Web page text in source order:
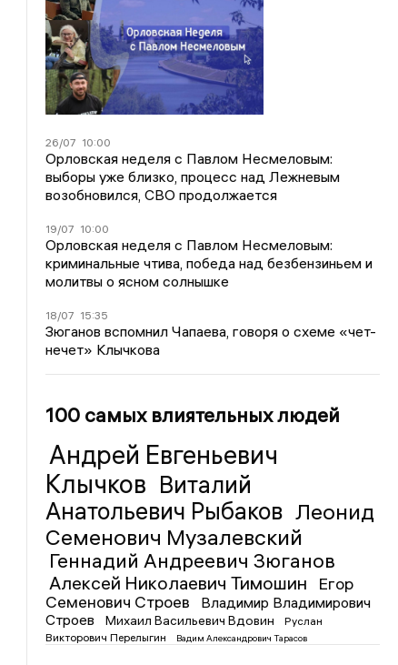
26/07 10:00
Орловская неделя с Павлом Несмеловым:
выборы уже близко, процесс над Лежневым
возобновился, СВО продолжается
19/07 10:00
Орловская неделя с Павлом Несмеловым:
криминальные чтива, победа над безбензиньем и
молитвы о ясном солнышке
18/07 15:35
Зюганов вспомнил Чапаева, говоря о схеме «чет-
нечет» Клычкова
100 самых влиятельных людей
Андрей Евгеньевич
Клычков Виталий
Анатольевич Рыбаков Леонид
Семенович Музалевский
Геннадий Андреевич Зюганов
Алексей Николаевич Тимошин
Егор
Семенович Строев
Владимир Владимирович
Строев
Михаил Васильевич Вдовин
Руслан
Викторович Перелыгин
Вадим Александрович Тарасов